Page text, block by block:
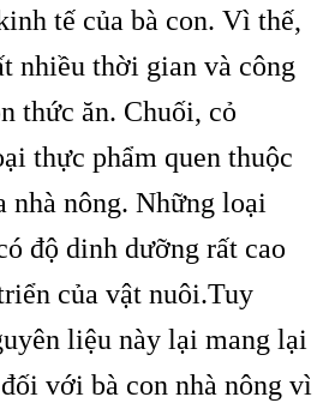
tế của bà con. Vì thế,
nhiều thời gian và công
thức ăn. Chuối, cỏ
thực phẩm quen thuộc
nhà nông. Những loại
độ dinh dưỡng rất cao
của vật nuôi.Tuy
liệu này lại mang lại
với bà con nhà nông vì